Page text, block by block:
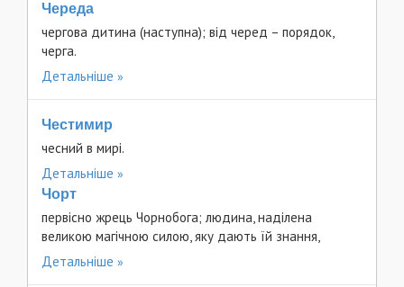
Череда
чергова дитина (наступна); від черед – порядок,
черга.
Детальніше
Честимир
чесний в мирі.
Детальніше
Чорт
первісно жрець Чорнобога; людина, наділена
великою магічною силою, яку дають їй знання,
Детальніше